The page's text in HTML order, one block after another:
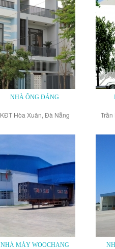
NHÀ ÔNG ĐÁNG
KĐT Hòa Xuân, Đà Nẵng
NHÀ MÁY WOOCHANG